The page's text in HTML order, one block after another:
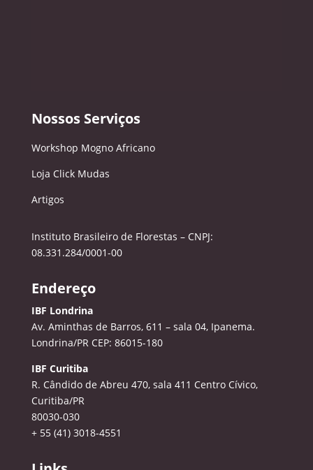
Nossos Serviços
Workshop Mogno Africano
Loja Click Mudas
Artigos
Instituto Brasileiro de Florestas – CNPJ:
08.331.284/0001-00
Endereço
IBF Londrina
Av. Aminthas de Barros, 611 – sala 04, Ipanema.
Londrina/PR CEP: 86015-180
IBF Curitiba
R. Cândido de Abreu 470, sala 411 Centro Cívico,
Curitiba/PR
80030-030
+ 55 (41) 3018-4551